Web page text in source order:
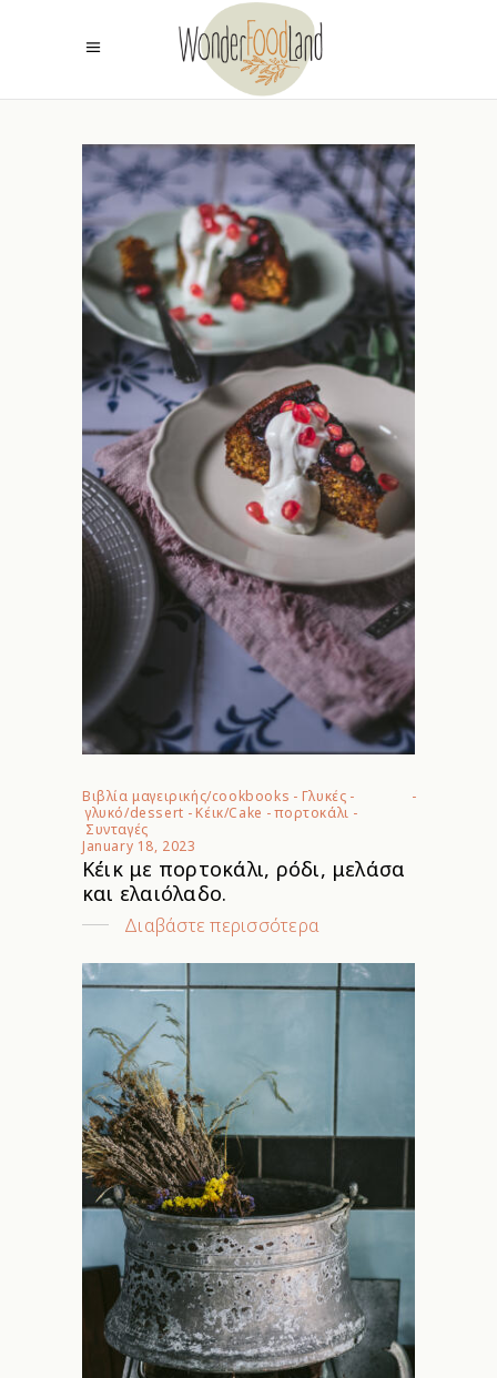
Βιβλία μαγειρικής/cookbooks - Γλυκές -
γλυκό/dessert - Κέικ/Cake - πορτοκάλι -
Συνταγές
January 18, 2023
Κέικ με πορτοκάλι, ρόδι, μελάσα
και ελαιόλαδο.
Διαβάστε περισσότερα